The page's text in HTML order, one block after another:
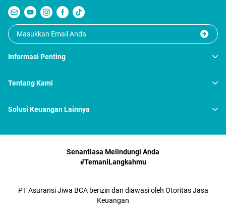
Informasi Penting
Tentang Kami
Solusi Keuangan Lainnya
Senantiasa Melindungi Anda
#TemaniLangkahmu
PT Asuransi Jiwa BCA berizin dan diawasi oleh Otoritas Jasa
Keuangan